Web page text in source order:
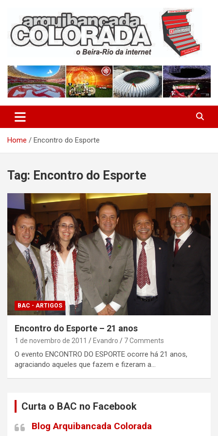
content
Arquibancada Colorada
Home Encontro do Esporte
Tag: Encontro do Esporte
BAC - ARTIGOS
Encontro do Esporte – 21 anos
1 de novembro de 2011 Evandro 7 Comments
O evento ENCONTRO DO ESPORTE ocorre há 21 anos,
agraciando aqueles que fazem e fizeram a…
Curta o BAC no Facebook
Blog Arquibancada Colorada